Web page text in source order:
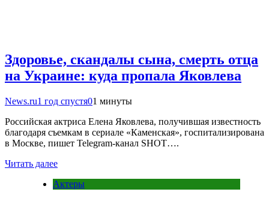
Здоровье, скандалы сына, смерть отца
на Украине: куда пропала Яковлева
News.ru1 год спустя01 минуты
Российская актриса Елена Яковлева, получившая известность
благодаря съемкам в сериале «Каменская», госпитализирована
в Москве, пишет Telegram-канал SHOT….
Читать далее
Актеры